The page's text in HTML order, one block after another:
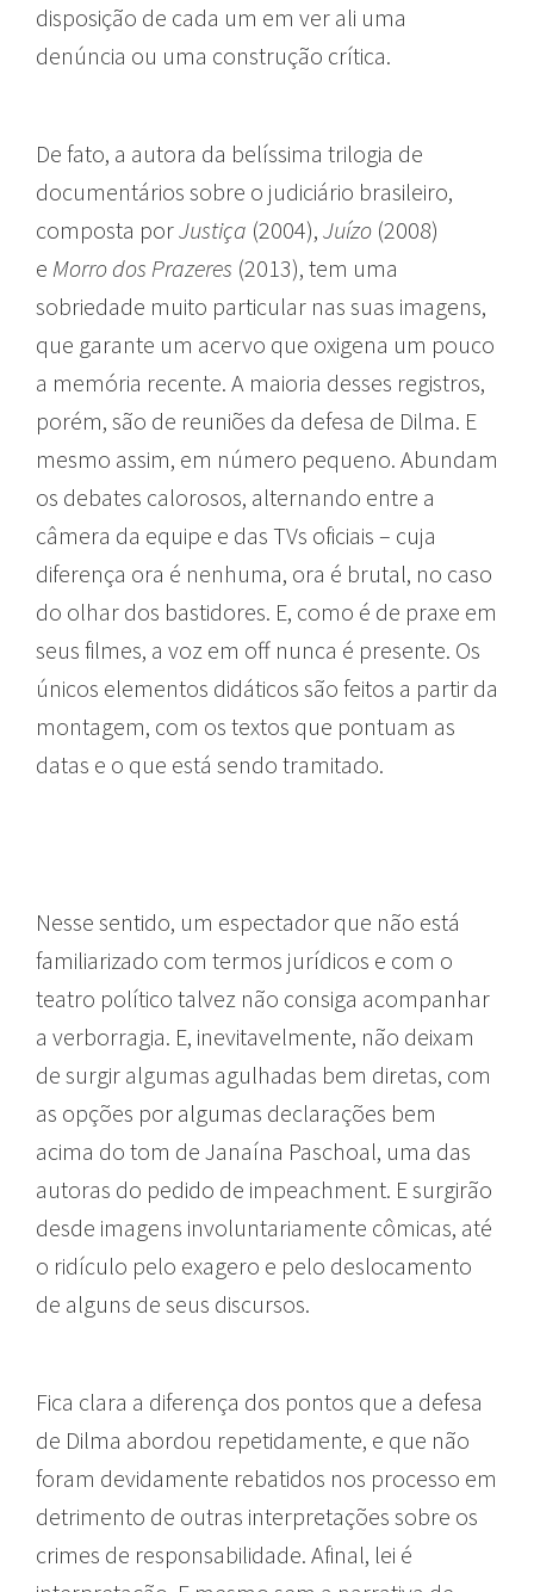
disposição de cada um em ver ali uma
denúncia ou uma construção crítica.
De fato, a autora da belíssima trilogia de
documentários sobre o judiciário brasileiro,
composta porJustiça (2004), Juízo (2008)
e Morro dos Prazeres (2013), tem uma
sobriedade muito particular nas suas imagens,
que garante um acervo que oxigena um pouco
a memória recente. A maioria desses registros,
porém, são de reuniões da defesa de Dilma. E
mesmo assim, em número pequeno. Abundam
os debates calorosos, alternando entre a
câmera da equipe e das TVs oficiais – cuja
diferença ora é nenhuma, ora é brutal, no caso
do olhar dos bastidores. E, como é de praxe em
seus filmes, a voz em off nunca é presente. Os
únicos elementos didáticos são feitos a partir da
montagem, com os textos que pontuam as
datas e o que está sendo tramitado.
Nesse sentido, um espectador que não está
familiarizado com termos jurídicos e com o
teatro político talvez não consiga acompanhar
a verborragia. E, inevitavelmente, não deixam
de surgir algumas agulhadas bem diretas, com
as opções por algumas declarações bem
acima do tom de Janaína Paschoal, uma das
autoras do pedido de impeachment. E surgirão
desde imagens involuntariamente cômicas, até
o ridículo pelo exagero e pelo deslocamento
de alguns de seus discursos.
Fica clara a diferença dos pontos que a defesa
de Dilma abordou repetidamente, e que não
foram devidamente rebatidos nos processo em
detrimento de outras interpretações sobre os
crimes de responsabilidade. Afinal, lei é